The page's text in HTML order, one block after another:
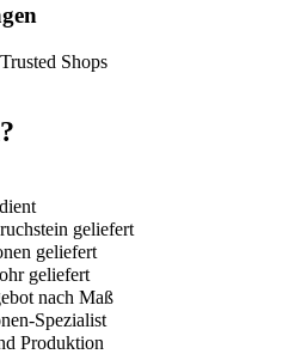
Shops
geliefert
geliefert
geliefert
nach Maß
Spezialist
Produktion